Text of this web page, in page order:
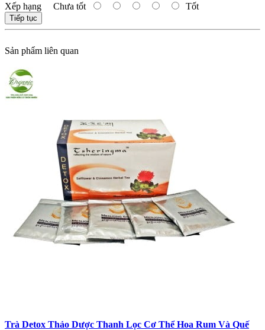
Xếp hạng Chưa tốt Tốt
Tiếp tục
Sản phẩm liên quan
Trà Detox Thảo Dược Thanh Lọc Cơ Thể Hoa Rum Và Quế